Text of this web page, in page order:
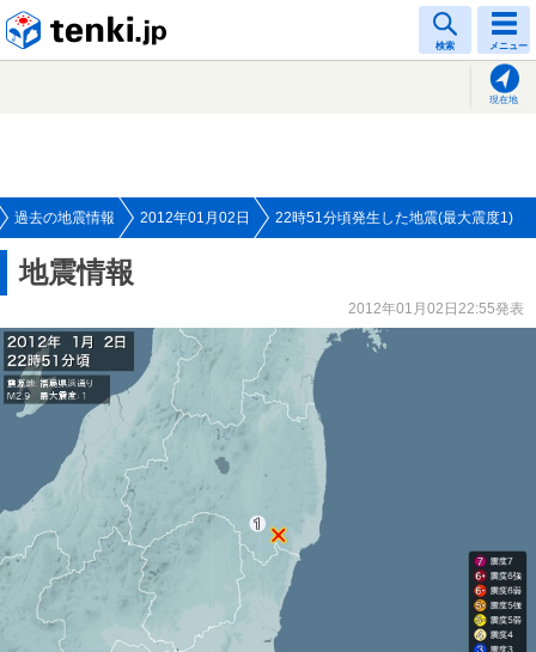
検索 メニュー
現在地
過去の地震情報 2012年01月02日 22時51分頃発生した地震(最大震度1)
地震情報
2012年01月02日22:55発表